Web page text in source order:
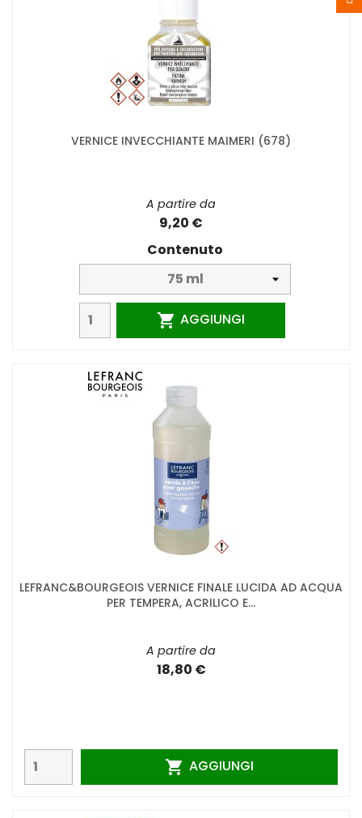
VERNICE INVECCHIANTE MAIMERI (678)
A partire da
9,20 €
Contenuto
 AGGIUNGI
LEFRANC&BOURGEOIS VERNICE FINALE LUCIDA AD ACQUA
PER TEMPERA, ACRILICO E...
A partire da
18,80 €
 AGGIUNGI